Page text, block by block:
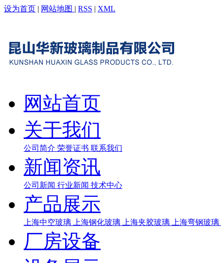
设为首页 | 网站地图 | RSS | XML
网站首页
关于我们
公司简介 荣誉证书 联系我们
新闻资讯
公司新闻 行业新闻 技术中心
产品展示
上海中空玻璃 上海钢化玻璃 上海夹胶玻璃 上海弯钢玻璃
厂房设备